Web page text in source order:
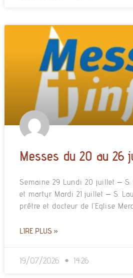
Messes du 20 au 26
Semaine 29 Lundi 20 juillet –
et martyr Mardi 21 juillet – S.
prêtre et docteur de l’Eglise
LIRE PLUS »
19/07/2026 14:26